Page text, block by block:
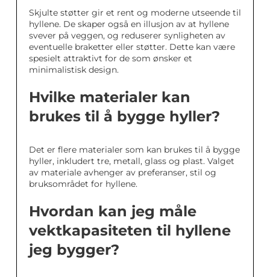
Skjulte støtter gir et rent og moderne utseende til
hyllene. De skaper også en illusjon av at hyllene
svever på veggen, og reduserer synligheten av
eventuelle braketter eller støtter. Dette kan være
spesielt attraktivt for de som ønsker et
minimalistisk design.
Hvilke materialer kan
brukes til å bygge hyller?
Det er flere materialer som kan brukes til å bygge
hyller, inkludert tre, metall, glass og plast. Valget
av materiale avhenger av preferanser, stil og
bruksområdet for hyllene.
Hvordan kan jeg måle
vektkapasiteten til hyllene
jeg bygger?